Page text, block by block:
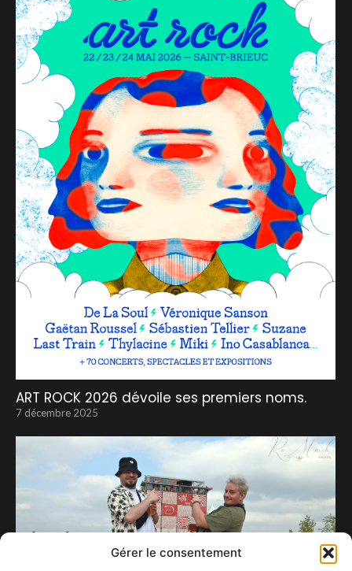
Gérer le consentement
ART ROCK 2026 dévoile ses premiers noms.
7 décembre 2025